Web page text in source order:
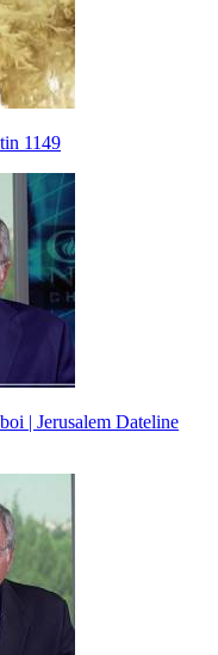
1149
| Jerusalem Dateline